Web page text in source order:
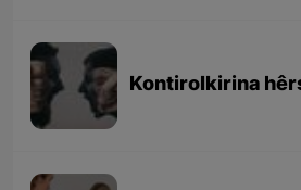
Kontirolkirina